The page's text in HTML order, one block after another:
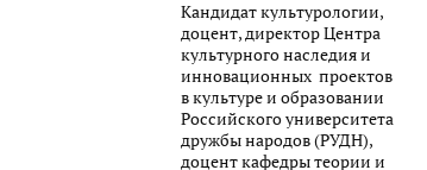
Кандидат культурологии,
доцент, директор Центра
культурного наследия и
инновационных проектов
в культуре и образовании
Российского университета
дружбы народов (РУДН),
доцент кафедры теории и